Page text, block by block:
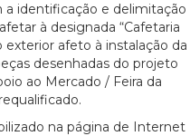
a identificação e delimitação
à designada “Cafetaria
exterior afeto à instalação da
desenhadas do projeto
ao Mercado / Feira da
na página de Internet